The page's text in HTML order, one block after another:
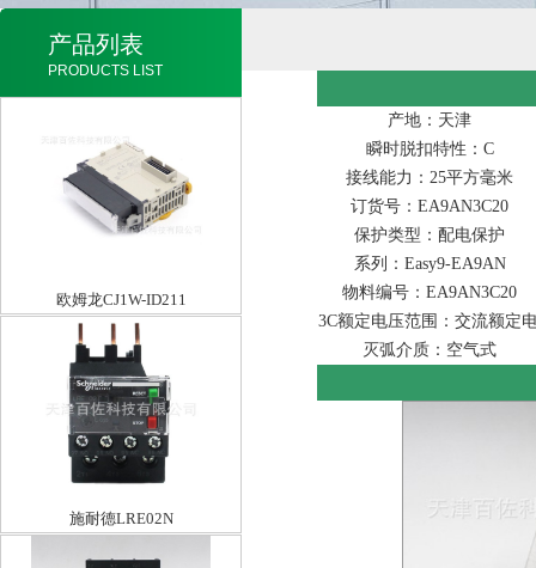
产品列表
PRODUCTS LIST
欧姆龙CJ1W-ID211
施耐德LRE02N
产地：天津
瞬时脱扣特性：C
接线能力：25平方毫米
订货号：EA9AN3C20
保护类型：配电保护
系列：Easy9-EA9AN
物料编号：EA9AN3C20
3C额定电压范围：交流额定
灭弧介质：空气式